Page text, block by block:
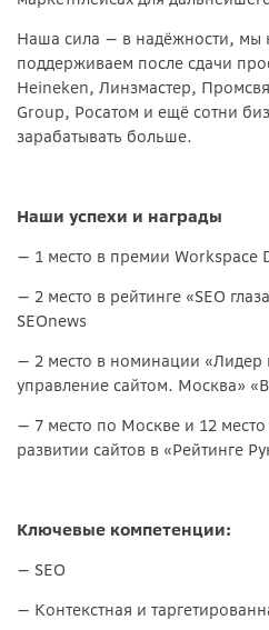
Наша сила — в надёжности, мы
поддерживаем после сдачи
Heineken, Линзмастер,
Group, Росатом и ещё сотни
зарабатывать больше.
Наши успехи и награды
— 1 место в премии Workspace
— 2 место в рейтинге «SEO
SEOnews
— 2 место в номинации
управление сайтом. Москва»
— 7 место по Москве и 12
развитии сайтов в «Рейтинге
Ключевые компетенции:
— SEO
— Контекстная и